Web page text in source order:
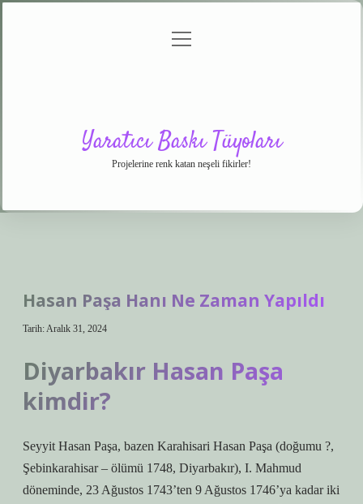
menüyü
Yaratıcı Baskı Tüyoları
Projelerine renk katan neşeli fikirler!
Hasan Paşa Hanı Ne Zaman Yapıldı
Tarih: Aralık 31, 2024
Diyarbakır Hasan Paşa
kimdir?
Seyyit Hasan Paşa, bazen Karahisari Hasan Paşa (doğumu ?,
Şebinkarahisar – ölümü 1748, Diyarbakır), I. Mahmud
döneminde, 23 Ağustos 1743’ten 9 Ağustos 1746’ya kadar iki